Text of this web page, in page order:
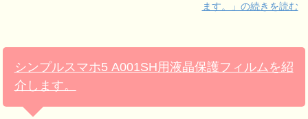
ます。」の続きを読む
シンプルスマホ5 A001SH用液晶保護フィルムを紹
介します。